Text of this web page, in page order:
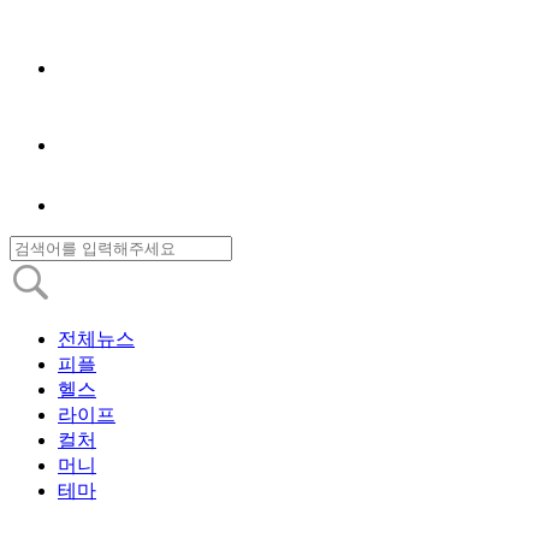
전체뉴스
피플
헬스
라이프
컬처
머니
테마